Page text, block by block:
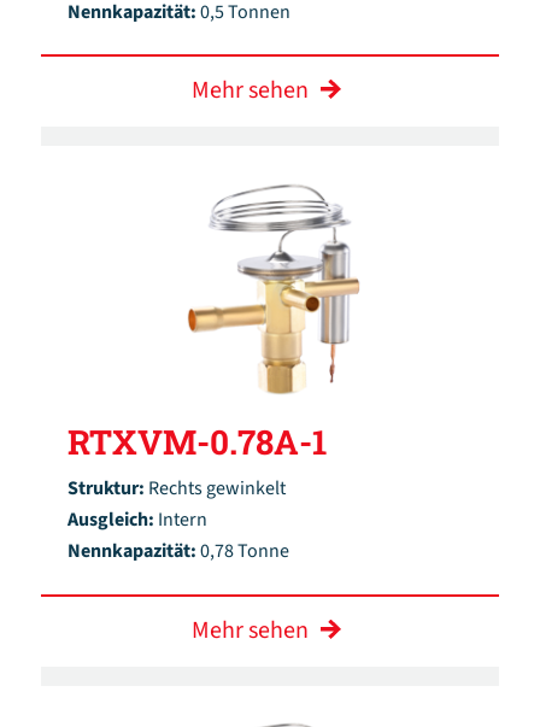
Nennkapazität:0,5 Tonnen
Mehr sehen
RTXVM-0.78A-1
Struktur: Rechts gewinkelt
Ausgleich: Intern
Nennkapazität:0,78 Tonne
Mehr sehen